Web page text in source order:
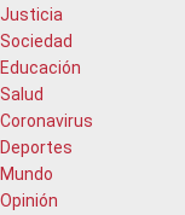
Justicia
Sociedad
Educación
Salud
Coronavirus
Deportes
Mundo
Opinión